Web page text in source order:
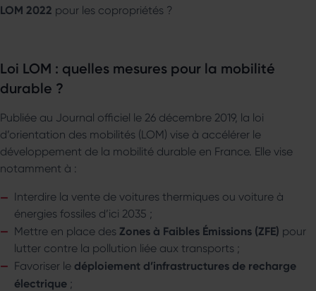
LOM 2022 pour les copropriétés ?
Loi LOM : quelles mesures pour la mobilité
durable ?
Publiée au Journal officiel le 26 décembre 2019, la loi
d’orientation des mobilités (LOM) vise à accélérer le
développement de la mobilité durable en France. Elle vise
notamment à :
Interdire la vente de voitures thermiques ou voiture à
énergies fossiles d’ici 2035 ;
Mettre en place des Zones à Faibles Émissions (ZFE) pour
lutter contre la pollution liée aux transports ;
Favoriser le déploiement d’infrastructures de recharge
électrique ;